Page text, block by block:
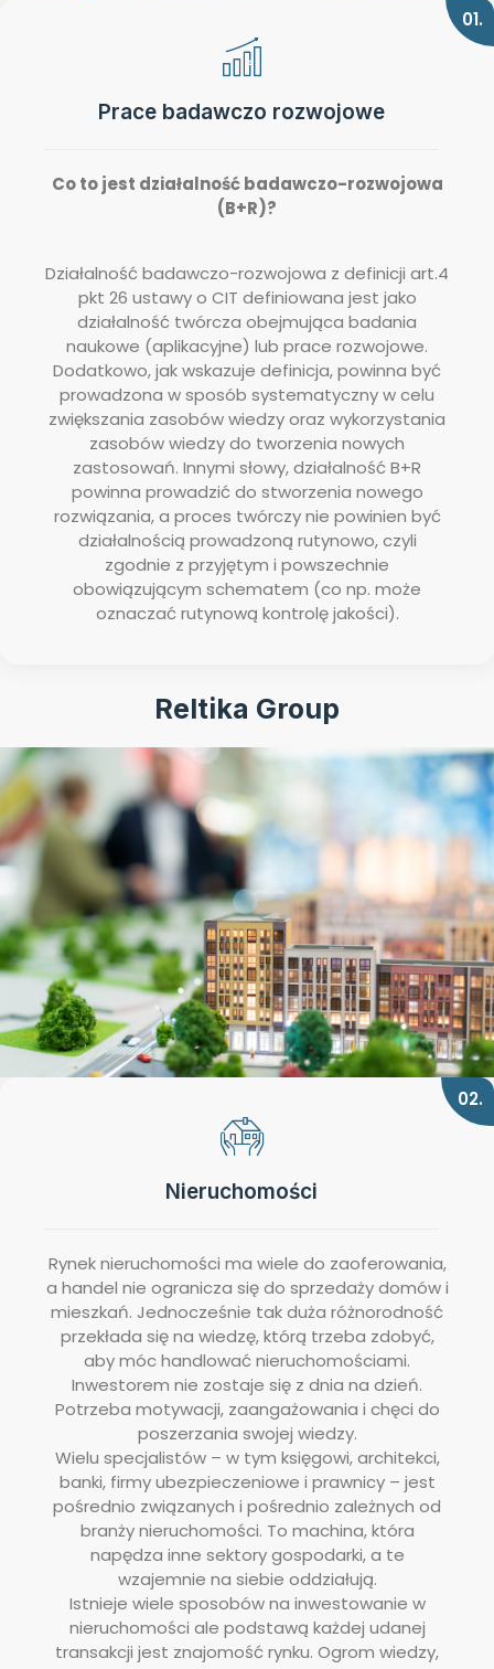
01.
Prace badawczo rozwojowe
Co to jest działalność badawczo-rozwojowa
(B+R)?
Działalność badawczo-rozwojowa z definicji art.4
pkt 26 ustawy o CIT definiowana jest jako
działalność twórcza obejmująca badania
naukowe (aplikacyjne) lub prace rozwojowe.
Dodatkowo, jak wskazuje definicja, powinna być
prowadzona w sposób systematyczny w celu
zwiększania zasobów wiedzy oraz wykorzystania
zasobów wiedzy do tworzenia nowych
zastosowań. Innymi słowy, działalność B+R
powinna prowadzić do stworzenia nowego
rozwiązania, a proces twórczy nie powinien być
działalnością prowadzoną rutynowo, czyli
zgodnie z przyjętym i powszechnie
obowiązującym schematem (co np. może
oznaczać rutynową kontrolę jakości).
02.
Nieruchomości
Rynek nieruchomości ma wiele do zaoferowania,
a handel nie ogranicza się do sprzedaży domów i
mieszkań. Jednocześnie tak duża różnorodność
przekłada się na wiedzę, którą trzeba zdobyć,
aby móc handlować nieruchomościami.
Inwestorem nie zostaje się z dnia na dzień.
Potrzeba motywacji, zaangażowania i chęci do
poszerzania swojej wiedzy.
Wielu specjalistów – w tym księgowi, architekci,
banki, firmy ubezpieczeniowe i prawnicy – jest
pośrednio związanych i pośrednio zależnych od
branży nieruchomości. To machina, która
napędza inne sektory gospodarki, a te
wzajemnie na siebie oddziałują.
Istnieje wiele sposobów na inwestowanie w
nieruchomości ale podstawą każdej udanej
transakcji jest znajomość rynku. Ogrom wiedzy,
Reltika Group